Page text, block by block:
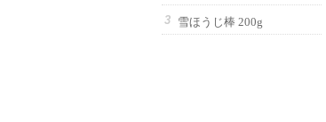
雪ほうじ棒 200g